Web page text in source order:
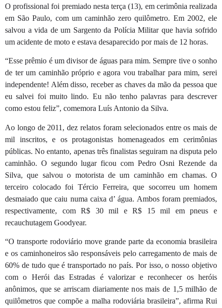
O profissional foi premiado nesta terça (13), em cerimônia realizada
em São Paulo, com um caminhão zero quilômetro. Em 2002, ele
salvou a vida de um Sargento da Polícia Militar que havia sofrido
um acidente de moto e estava desaparecido por mais de 12 horas.
“Esse prêmio é um divisor de águas para mim. Sempre tive o sonho
de ter um caminhão próprio e agora vou trabalhar para mim, serei
independente! Além disso, receber as chaves da mão da pessoa que
eu salvei foi muito lindo. Eu não tenho palavras para descrever
como estou feliz”, comemora Luís Antonio da Silva.
Ao longo de 2011, dez relatos foram selecionados entre os mais de
mil inscritos, e os protagonistas homenageados em cerimônias
públicas. No entanto, apenas três finalistas seguiram na disputa pelo
caminhão. O segundo lugar ficou com Pedro Osni Rezende da
Silva, que salvou o motorista de um caminhão em chamas. O
terceiro colocado foi Tércio Ferreira, que socorreu um homem
desmaiado que caiu numa caixa d’ água. Ambos foram premiados,
respectivamente, com R$ 30 mil e R$ 15 mil em pneus e
recauchutagem Goodyear.
“O transporte rodoviário move grande parte da economia brasileira
e os caminhoneiros são responsáveis pelo carregamento de mais de
60% de tudo que é transportado no país. Por isso, o nosso objetivo
com o Herói das Estradas é valorizar e reconhecer os heróis
anônimos, que se arriscam diariamente nos mais de 1,5 milhão de
quilômetros que compõe a malha rodoviária brasileira”, afirma Rui